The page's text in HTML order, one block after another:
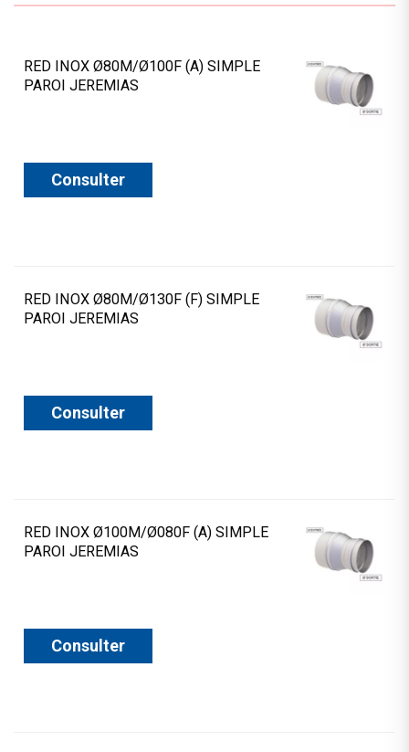
RED INOX Ø80M/Ø100F (A) SIMPLE
PAROI JEREMIAS
Consulter
RED INOX Ø80M/Ø130F (F) SIMPLE
PAROI JEREMIAS
Consulter
RED INOX Ø100M/Ø080F (A) SIMPLE
PAROI JEREMIAS
Consulter